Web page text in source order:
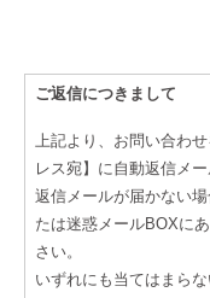
ご返信につきまして
上記より、お問い合わ
レス宛】に自動返信メ
返信メールが届かない
たは迷惑メールBOXに
さい。
いずれにも当てはまら